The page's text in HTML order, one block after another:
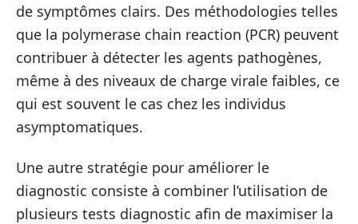
de symptômes clairs. Des méthodologies telles
que la polymerase chain reaction (PCR) peuvent
contribuer à détecter les agents pathogènes,
même à des niveaux de charge virale faibles, ce
qui est souvent le cas chez les individus
asymptomatiques.
Une autre stratégie pour améliorer le
diagnostic consiste à combiner l’utilisation de
plusieurs tests diagnostic afin de maximiser la